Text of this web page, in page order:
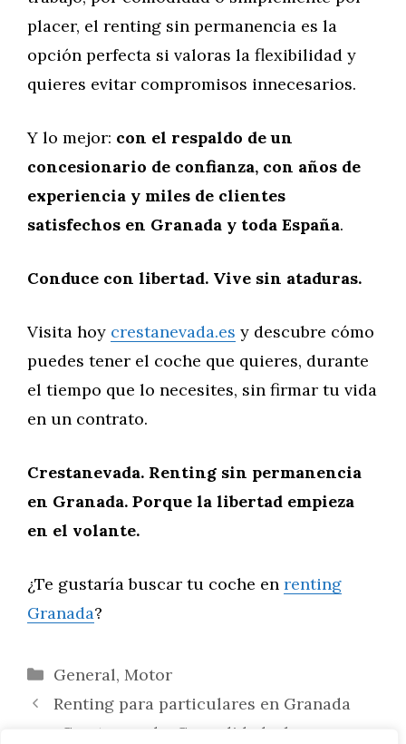
placer, el renting sin permanencia es la
opción perfecta si valoras la flexibilidad y
quieres evitar compromisos innecesarios.
Y lo mejor: con el respaldo de un
concesionario de confianza, con años de
experiencia y miles de clientes
satisfechos en Granada y toda España.
Conduce con libertad. Vive sin ataduras.
Visita hoy crestanevada.es y descubre cómo
puedes tener el coche que quieres, durante
el tiempo que lo necesites, sin firmar tu vida
en un contrato.
Crestanevada. Renting sin permanencia
en Granada. Porque la libertad empieza
en el volante.
¿Te gustaría buscar tu coche en renting
Granada?
Categorías
General, Motor
Renting para particulares en Granada
con Crestanevada: Comodidad, ahorro… y